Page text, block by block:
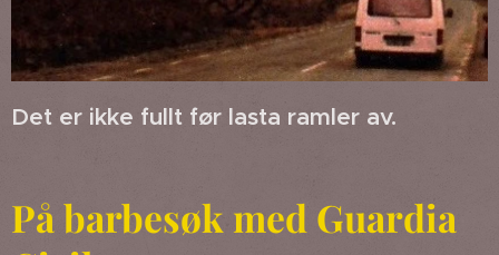
Det er ikke fullt før lasta ramler av.
På barbesøk med Guardia